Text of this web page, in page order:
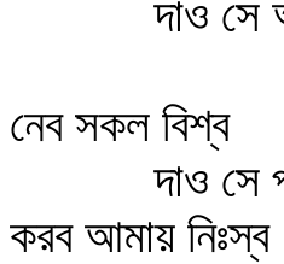
দাও সে
নেব সকল বিশ্ব
দাও সে
করব আমায় নিঃস্ব